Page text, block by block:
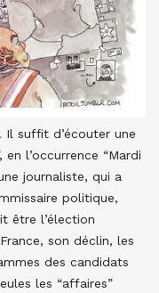
suffit d’écouter une
l’occurrence “Mardi
journaliste, qui a
politique,
être l’élection
son déclin, les
des candidats
les “affaires”